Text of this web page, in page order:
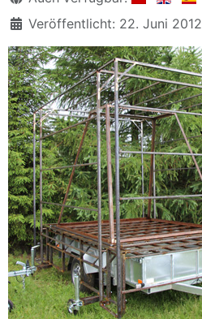
Veröffentlicht: 22. Juni 2012